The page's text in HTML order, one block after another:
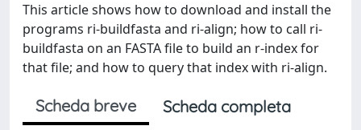
This article shows how to download and install the
programs ri-buildfasta and ri-align; how to call ri-
buildfasta on an FASTA file to build an r-index for
that file; and how to query that index with ri-align.
Scheda breve
Scheda completa